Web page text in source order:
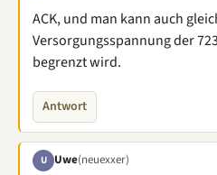
ACK, und man kann auch
Versorgungsspannung der
begrenzt wird.
Antwort
U Uwe(neuexxer)